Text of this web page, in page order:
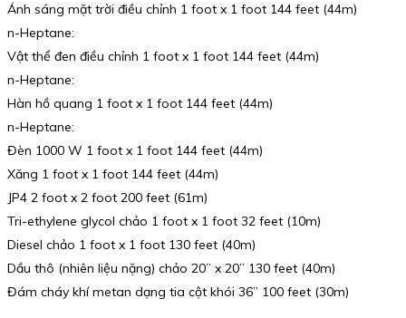
Ánh sáng mặt trời điều chỉnh 1 foot x 1 foot 144 feet (44m)
n-Heptane:
Vật thể đen điều chỉnh 1 foot x 1 foot 144 feet (44m)
n-Heptane:
Hàn hồ quang 1 foot x 1 foot 144 feet (44m)
n-Heptane:
Đèn 1000 W 1 foot x 1 foot 144 feet (44m)
Xăng 1 foot x 1 foot 144 feet (44m)
JP4 2 foot x 2 foot 200 feet (61m)
Tri-ethylene glycol chảo 1 foot x 1 foot 32 feet (10m)
Diesel chảo 1 foot x 1 foot 130 feet (40m)
Dầu thô (nhiên liệu nặng) chảo 20” x 20” 130 feet (40m)
Đám cháy khí metan dạng tia cột khói 36” 100 feet (30m)